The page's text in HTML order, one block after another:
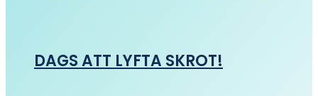
DAGS ATT LYFTA SKROT!